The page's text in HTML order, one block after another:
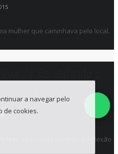
mulher que caminhava pelo local.
Anjo da Guarda convida à reflexão
a navegar pelo
de cookies.